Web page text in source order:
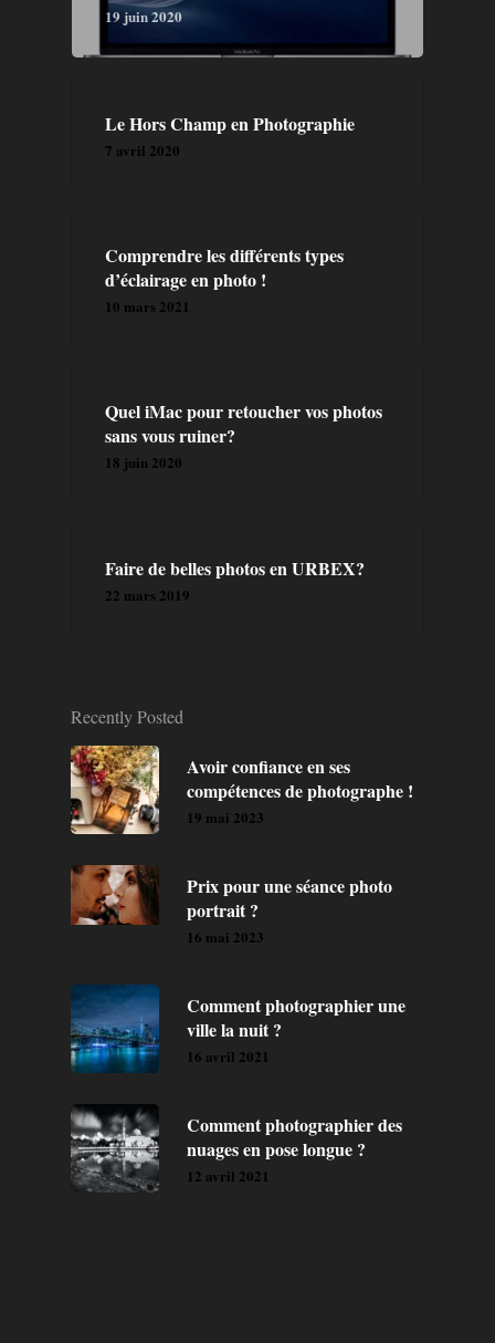
19 juin 2020
Le Hors Champ en Photographie
7 avril 2020
Comprendre les différents types
d’éclairage en photo !
10 mars 2021
Quel iMac pour retoucher vos photos
sans vous ruiner?
18 juin 2020
Faire de belles photos en URBEX?
22 mars 2019
Recently Posted
Avoir confiance en ses
compétences de photographe !
19 mai 2023
Prix pour une séance photo
portrait ?
16 mai 2023
Comment photographier une
ville la nuit ?
16 avril 2021
Comment photographier des
nuages en pose longue ?
12 avril 2021
A PROPOS
CONTACT
LIVRES